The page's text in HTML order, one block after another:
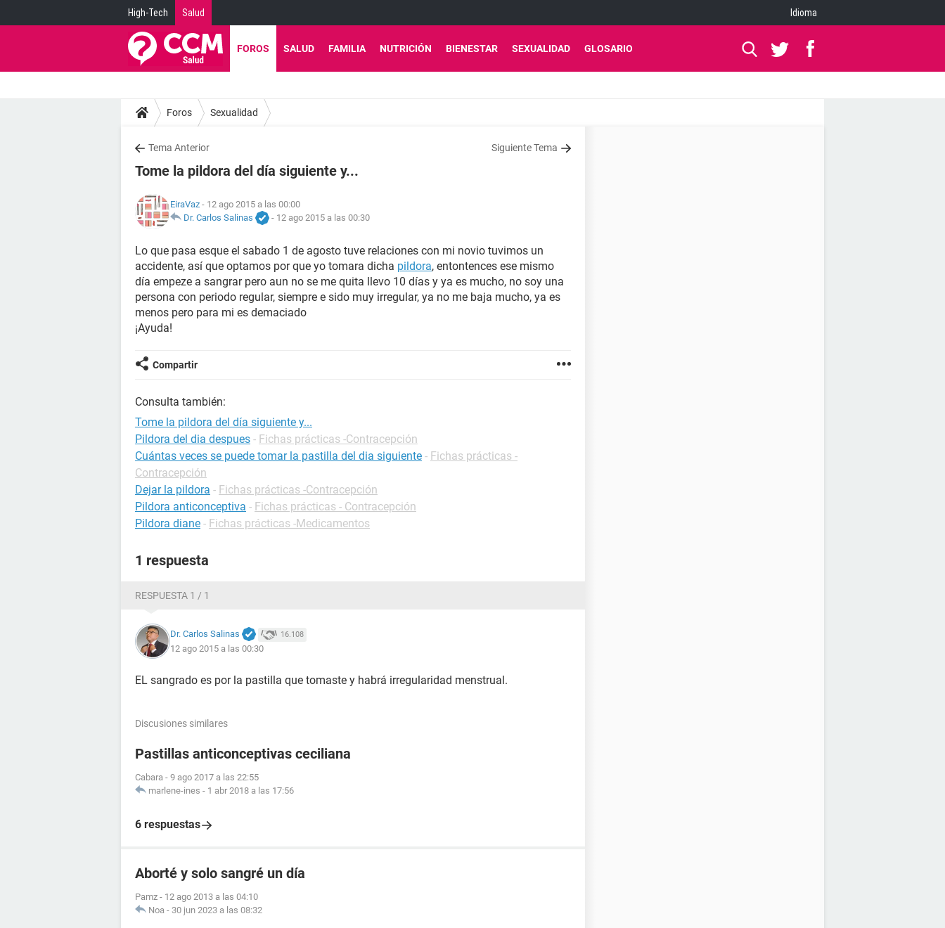
High-Tech Salud Idioma
FOROS SALUD FAMILIA NUTRICIÓN BIENESTAR SEXUALIDAD GLOSARIO
Foros Sexualidad
Tema Anterior Siguiente Tema
Tome la pildora del día siguiente y...
EiraVaz - 12 ago 2015 a las 00:00
Dr. Carlos Salinas
- 12 ago 2015 a las 00:30
Lo que pasa esque el sabado 1 de agosto tuve relaciones con mi novio tuvimos un
accidente, así que optamos por que yo tomara dicha pildora, entontences ese mismo
día empeze a sangrar pero aun no se me quita llevo 10 días y ya es mucho, no soy una
persona con periodo regular, siempre e sido muy irregular, ya no me baja mucho, ya es
menos pero para mi es demaciado
¡Ayuda!
Compartir
Consulta también:
Tome la pildora del día siguiente y...
Pildora del dia despues - Fichas prácticas -Contracepción
Cuántas veces se puede tomar la pastilla del dia siguiente - Fichas prácticas -
Contracepción
Dejar la pildora - Fichas prácticas -Contracepción
Pildora anticonceptiva - Fichas prácticas - Contracepción
Pildora diane - Fichas prácticas -Medicamentos
1 respuesta
RESPUESTA 1 / 1
Dr. Carlos Salinas 16.108
12 ago 2015 a las 00:30
EL sangrado es por la pastilla que tomaste y habrá irregularidad menstrual.
Discusiones similares
Pastillas anticonceptivas ceciliana
Cabara - 9 ago 2017 a las 22:55
marlene-ines - 1 abr 2018 a las 17:56
6 respuestas
Aborté y solo sangré un día
Pamz - 12 ago 2013 a las 04:10
Noa - 30 jun 2023 a las 08:32